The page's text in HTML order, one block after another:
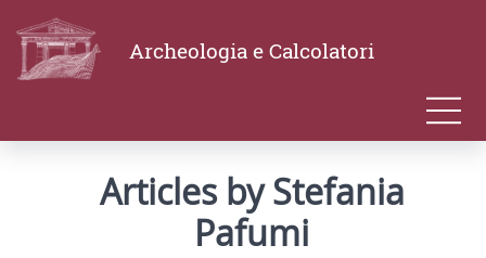
Archeologia e Calcolatori
Articles by Stefania
Pafumi